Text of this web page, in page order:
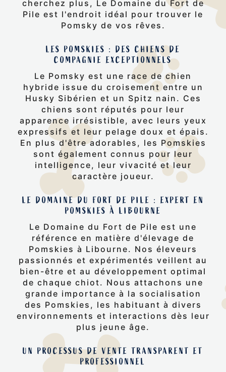
cherchez plus, Le Domaine du Fort de
Pile est l'endroit idéal pour trouver le
Pomsky de vos rêves.
LES POMSKIES : DES CHIENS DE
COMPAGNIE EXCEPTIONNELS
Le Pomsky est une race de chien
hybride issue du croisement entre un
Husky Sibérien et un Spitz nain. Ces
chiens sont réputés pour leur
apparence irrésistible, avec leurs yeux
expressifs et leur pelage doux et épais.
En plus d'être adorables, les Pomskies
sont également connus pour leur
intelligence, leur vivacité et leur
caractère joueur.
LE DOMAINE DU FORT DE PILE : EXPERT EN
POMSKIES À LIBOURNE
Le Domaine du Fort de Pile est une
référence en matière d'élevage de
Pomskies à Libourne. Nos éleveurs
passionnés et expérimentés veillent au
bien-être et au développement optimal
de chaque chiot. Nous attachons une
grande importance à la socialisation
des Pomskies, les habituant à divers
environnements et interactions dès leur
plus jeune âge.
UN PROCESSUS DE VENTE TRANSPARENT ET
PROFESSIONNEL